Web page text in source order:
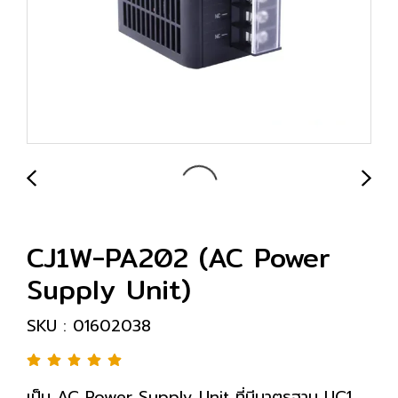
CJ1W-PA202 (AC Power
Supply Unit)
SKU : 01602038